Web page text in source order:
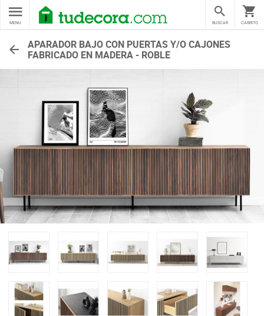
MENU CARRITO
BUSCAR
APARADOR BAJO CON PUERTAS Y/O CAJONES
FABRICADO EN MADERA - ROBLE